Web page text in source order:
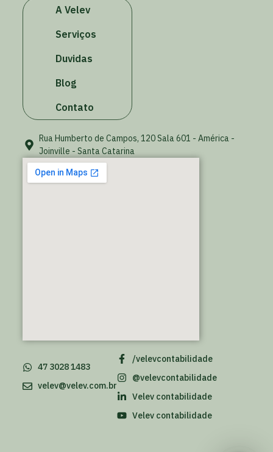
A Velev
Serviços
Duvidas
Blog
Contato
Rua Humberto de Campos, 120 Sala 601 - América -
Joinville - Santa Catarina
/velevcontabilidade
@velevcontabilidade
Velev contabilidade
Velev contabilidade
47 3028 1483
velev@velev.com.br